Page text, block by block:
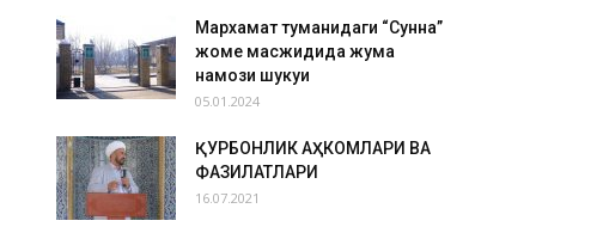
Мархамат туманидаги “Сунна”
жоме масжидида жума
намози шукуҳи
05.01.2024
ҚУРБОНЛИК АҲКОМЛАРИ ВА
ФАЗИЛАТЛАРИ
16.07.2021